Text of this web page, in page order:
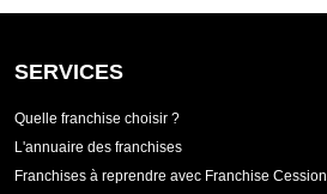
SERVICES
Quelle franchise choisir ?
L'annuaire des franchises
Franchises à reprendre avec Franchise Cession